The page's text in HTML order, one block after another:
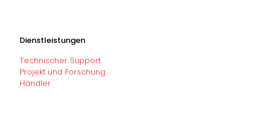
Dienstleistungen
Technischer Support
Projekt und Forschung
Händler